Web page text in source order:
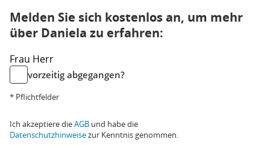
Melden Sie sich kostenlos an, um mehr
über Daniela zu erfahren:
Frau Herr
vorzeitig abgegangen?
* Pflichtfelder
Ich akzeptiere dieAGB und habe die
Datenschutzhinweisezur Kenntnis genommen.